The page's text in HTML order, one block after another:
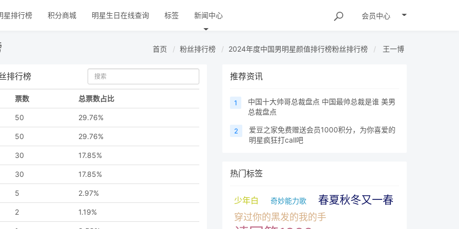
星排行榜 积分商城 明星生日在线查询 标签 新闻中心 会员中心
首页 粉丝排行榜 2024年度中国男明星颜值排行榜粉丝排行榜 王一博
排行榜
票数 总票数占比
50 29.76%
50 29.76%
30 17.85%
30 17.85%
5 2.97%
2 1.19%
推荐资讯
1
中国十大帅哥总裁盘点 中国最帅总裁是谁 美男
总裁盘点
2
爱豆之家免费赠送会员1000积分，为你喜爱的
明星疯狂打call吧
热门标签
少年白 奇妙能力歌 春夏秋冬又一春
穿过你的黑发的我的手